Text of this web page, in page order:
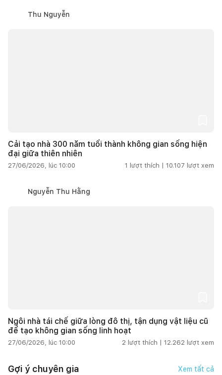
Thu Nguyễn
Cải tạo nhà 300 năm tuổi thành không gian sống hiện
đại giữa thiên nhiên
27/06/2026, lúc 10:00 1 lượt thích | 10.107 lượt xem
Nguyễn Thu Hằng
Ngôi nhà tái chế giữa lòng đô thị, tận dụng vật liệu cũ
để tạo không gian sống linh hoạt
27/06/2026, lúc 10:00 2 lượt thích | 12.262 lượt xem
Gợi ý chuyên gia Xem tất cả